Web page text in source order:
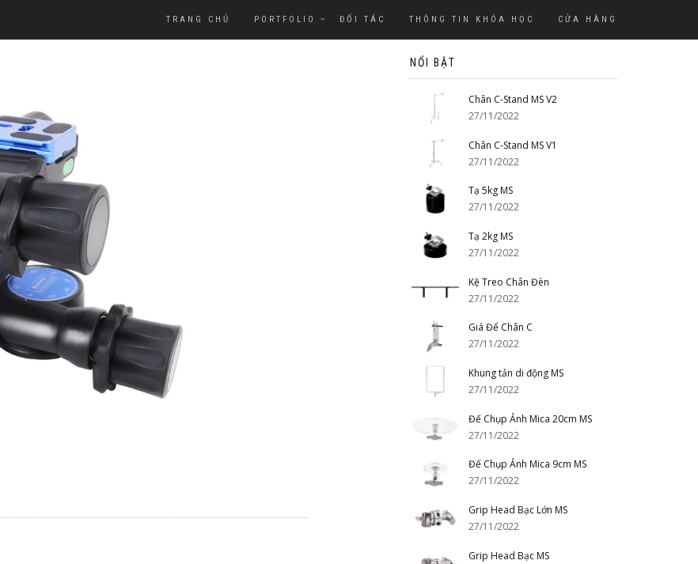
TRANG CHỦ PORTFOLIO ĐỐI TÁC THÔNG TIN KHÓA HỌC CỬA HÀNG
NỔI BẬT
Chân C-Stand MS V2
27/11/2022
Chân C-Stand MS V1
27/11/2022
Tạ 5kg MS
27/11/2022
Tạ 2kg MS
27/11/2022
Kệ Treo Chân Đèn
27/11/2022
Giá Để Chân C
27/11/2022
Khung tản di động MS
27/11/2022
Đế Chụp Ảnh Mica 20cm MS
27/11/2022
Đế Chụp Ảnh Mica 9cm MS
27/11/2022
Grip Head Bạc Lớn MS
27/11/2022
Grip Head Bạc MS